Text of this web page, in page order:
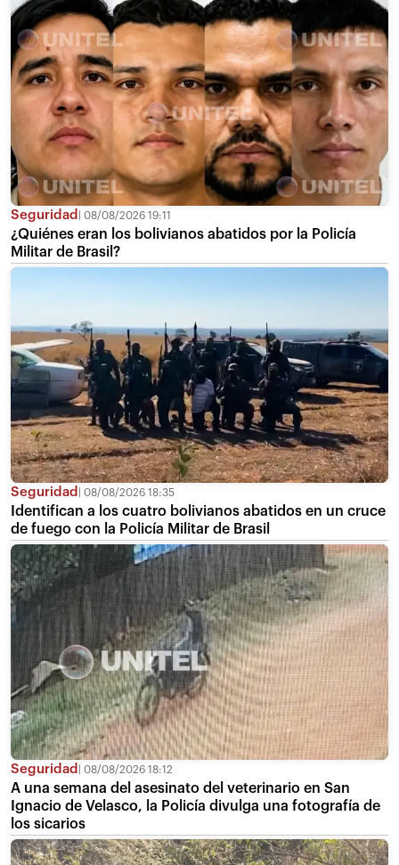
Seguridad 08/08/2026 19:11
¿Quiénes eran los bolivianos abatidos por la Policía
Militar de Brasil?
Seguridad 08/08/2026 18:35
Identifican a los cuatro bolivianos abatidos en un cruce
de fuego con la Policía Militar de Brasil
Seguridad 08/08/2026 18:12
A una semana del asesinato del veterinario en San
Ignacio de Velasco, la Policía divulga una fotografía de
los sicarios